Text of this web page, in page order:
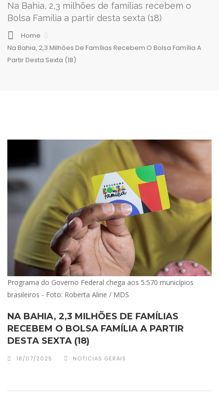
Na Bahia, 2,3 milhões de famílias recebem o
Bolsa Família a partir desta sexta (18)
Home
Na Bahia, 2,3 Milhões De Famílias Recebem O Bolsa Família A
Partir Desta Sexta (18)
Programa do Governo Federal chega aos 5.570 municípios
brasileiros - Foto: Roberta Aline / MDS
NA BAHIA, 2,3 MILHÕES DE FAMÍLIAS
RECEBEM O BOLSA FAMÍLIA A PARTIR
DESTA SEXTA (18)
18/07/2025 NOTICIAS GERAIS